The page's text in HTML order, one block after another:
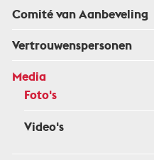
Comité van Aanbeveling
Vertrouwenspersonen
Media
Foto's
Video's